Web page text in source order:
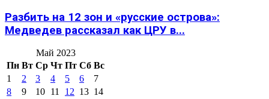
Разбить на 12 зон и «русские острова»:
Медведев рассказал как ЦРУ в...
Май 2023
Пн Вт Ср Чт Пт Сб Вс
1
2 3 4 5 6
7
8
9 10 11 12 13 14